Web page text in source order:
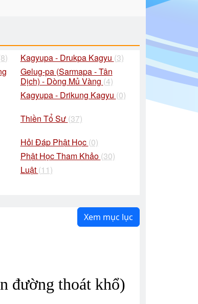
Kagyupa - Drukpa Kagyu (3)
Gelug-pa (Sarmapa - Tân
Dịch) - Dòng Mủ Vàng (4)
Kagyupa - Drikung Kagyu (0)
Thiền Tổ Sư (37)
Hỏi Đáp Phật Học (0)
Phật Học Tham Khảo (30)
Luật (11)
Xem mục lục
đường thoát khổ)